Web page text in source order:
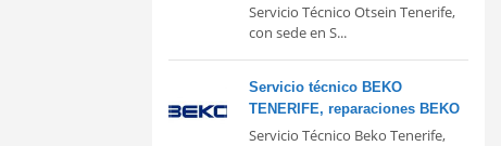
Servicio Técnico Otsein Tenerife,
con sede en S...
Servicio técnico BEKO
TENERIFE, reparaciones BEKO
Servicio Técnico Beko Tenerife,